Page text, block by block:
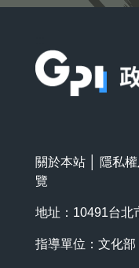
關於本站 隱私
覽
地址：10491台北
指導單位：文化部